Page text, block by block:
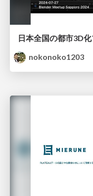
nokonoko1203